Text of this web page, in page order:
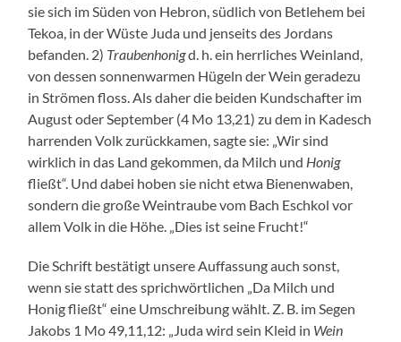
sie sich im Süden von Hebron, südlich von Betlehem bei
Tekoa, in der Wüste Juda und jenseits des Jordans
befanden. 2) Traubenhonigd. h. ein herrliches Weinland,
von dessen sonnenwarmen Hügeln der Wein geradezu
in Strömen floss. Als daher die beiden Kundschafter im
August oder September (4 Mo 13,21) zu dem in Kadesch
harrenden Volk zurückkamen, sagte sie: „Wir sind
wirklich in das Land gekommen, da Milch und Honig
fließt“. Und dabei hoben sie nicht etwa Bienenwaben,
sondern die große Weintraube vom Bach Eschkol vor
allem Volk in die Höhe. „Dies ist seine Frucht!“
Die Schrift bestätigt unsere Auffassung auch sonst,
wenn sie statt des sprichwörtlichen „Da Milch und
Honig fließt“ eine Umschreibung wählt. Z. B. im Segen
Jakobs 1 Mo 49,11,12: „Juda wird sein Kleid in Wein